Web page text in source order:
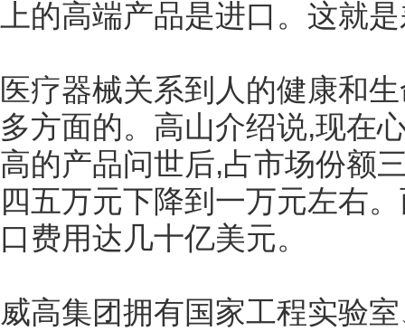
上的高端产品是进口。这就
医疗器械关系到人的健康和
多方面的。高山介绍说,现在
高的产品问世后,占市场份额
四五万元下降到一万元左右
口费用达几十亿美元。
威高集团拥有国家工程实验